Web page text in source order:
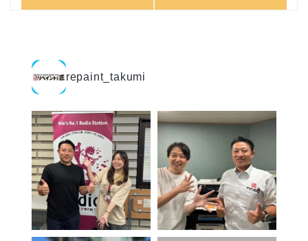
repaint_takumi